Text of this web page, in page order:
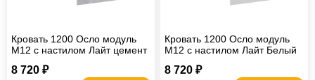
Кровать 1200 Осло модуль
М12 с настилом Лайт цемент
8 720 ₽
Кровать 1200 Осло модуль
М12 с настилом Лайт Белый
8 720 ₽